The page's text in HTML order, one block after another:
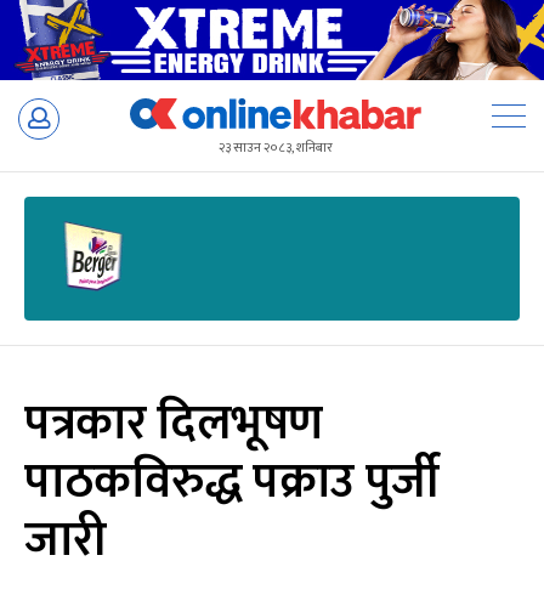
Skip
२३ साउन २०८३, शनिबार
पत्रकार दिलभूषण
पाठकविरुद्ध पक्राउ पुर्जी
जारी